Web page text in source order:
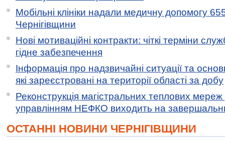
Мобільні клініки надали медичну допомогу
Чернігівщини
Нові мотиваційні контракти: чіткі терміни
гідне забезпечення
Інформація про надзвичайні ситуації та
які зареєстровані на території області за добу
Реконструкція магістральних теплових мереж
управлінням НЕФКО виходить на
ОСТАННІ НОВИНИ ЧЕРНІГІВЩИНИ